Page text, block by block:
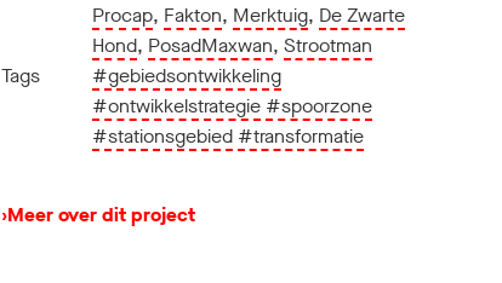
Procap, Fakton, Merktuig, De Zwarte
Hond, PosadMaxwan,Strootman
Tags
#gebiedsontwikkeling
#ontwikkelstrategie #spoorzone
#stationsgebied #transformatie
›Meer over dit project